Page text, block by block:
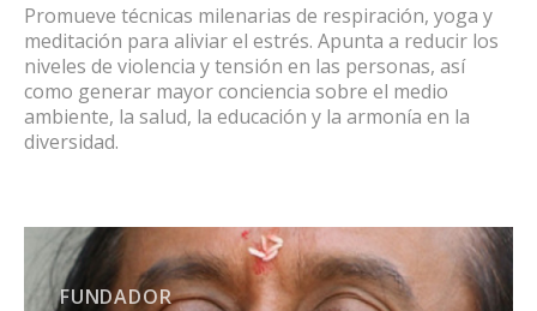
Promueve técnicas milenarias de respiración, yoga y
meditación para aliviar el estrés. Apunta a reducir los
niveles de violencia y tensión en las personas, así
como generar mayor conciencia sobre el medio
ambiente, la salud, la educación y la armonía en la
diversidad.
FUNDADOR